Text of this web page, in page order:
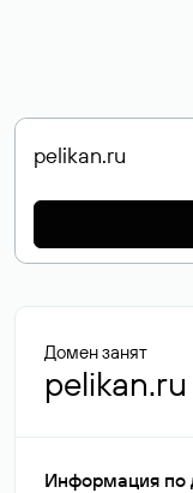
Домен занят
pelikan.ru
Информация